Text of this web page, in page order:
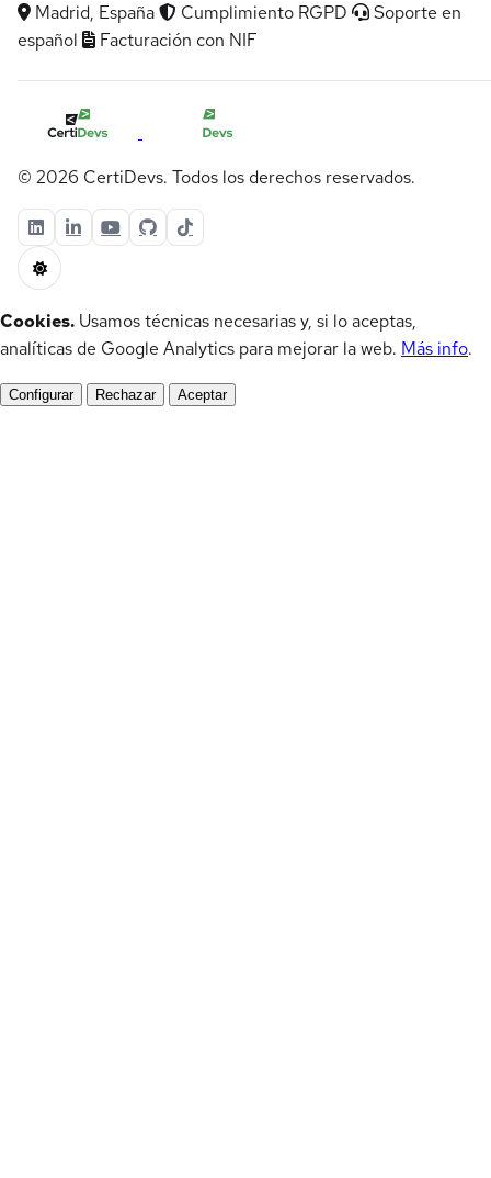
Madrid, España Cumplimiento RGPD
Soporte en
español
Facturación con NIF
© 2026 CertiDevs. Todos los derechos reservados.
Cookies. Usamos técnicas necesarias y, si lo aceptas,
analíticas de Google Analytics para mejorar la web. Más info.
Configurar Rechazar Aceptar